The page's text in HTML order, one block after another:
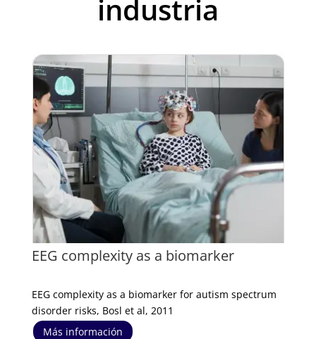
industria
EEG complexity as a biomarker
EEG complexity as a biomarker for autism spectrum
disorder risks, Bosl et al, 2011
Más información